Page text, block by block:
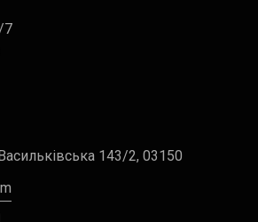
7
143/2, 03150